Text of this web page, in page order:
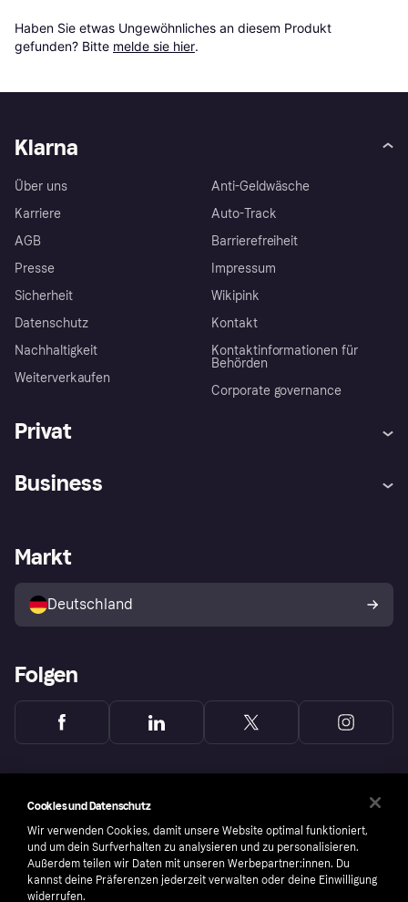
Haben Sie etwas Ungewöhnliches an diesem Produkt
gefunden? Bitte melde sie hier.
Klarna
Über uns
Karriere
AGB
Presse
Sicherheit
Datenschutz
Nachhaltigkeit
Weiterverkaufen
Anti-Geldwäsche
Auto-Track
Barrierefreiheit
Impressum
Wikipink
Kontakt
Kontaktinformationen für
Behörden
Corporate governance
Privat
Klarna App
Shops entdecken
Käuferschutzrichtlinie
Dein Widerrufsrecht
Business
Händlerportal
Markt
Deutschland
Folgen
Cookies und Datenschutz
Wir verwenden Cookies, damit unsere Website optimal funktioniert,
und um dein Surfverhalten zu analysieren und zu personalisieren.
Außerdem teilen wir Daten mit unseren Werbepartner:innen. Du
kannst deine Präferenzen jederzeit verwalten oder deine Einwilligung
widerrufen.